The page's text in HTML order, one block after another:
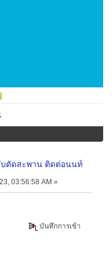
ตัดสะพาน ติดต่อนนท์
03:56:58 AM »
บันทึกการเข้า